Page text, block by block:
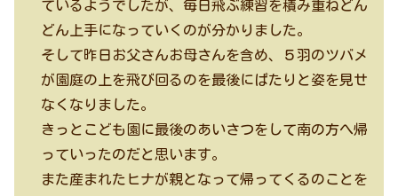
ているようでしたが、毎日飛ぶ練習を積み重ねどん
どん上手になっていくのが分かりました。
そして昨日お父さんお母さんを含め、５羽のツバメ
が園庭の上を飛び回るのを最後にぱたりと姿を見せ
なくなりました。
きっとこども園に最後のあいさつをして南の方へ帰
っていったのだと思います。
また産まれたヒナが親となって帰ってくるのことを